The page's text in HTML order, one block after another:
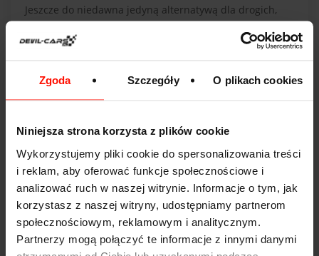
Zgoda Szczegóły O plikach cookies
Niniejsza strona korzysta z plików cookie
Wykorzystujemy pliki cookie do spersonalizowania treści
i reklam, aby oferować funkcje społecznościowe i
analizować ruch w naszej witrynie. Informacje o tym, jak
korzystasz z naszej witryny, udostępniamy partnerom
społecznościowym, reklamowym i analitycznym.
Partnerzy mogą połączyć te informacje z innymi danymi
Jeszcze do niedawna jedyną alternatywą dla drogich,
markowych opon były opony używane lub
bieżnikowane. Obecnie na rynku pojawia się coraz
opony w cenach zbliżonych do markowych “używek”.
Skoro więc nie ma dużej różnicy w cenie, to co wybrać?